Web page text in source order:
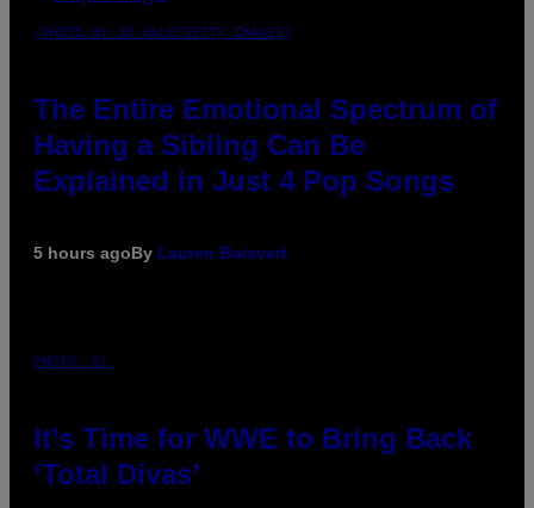
(PHOTO BY JO HALE/GETTY IMAGES)
The Entire Emotional Spectrum of
Having a Sibling Can Be
Explained in Just 4 Pop Songs
5 hours agoBy Lauren Boisvert
PHOTO: E!
It’s Time for WWE to Bring Back
‘Total Divas’